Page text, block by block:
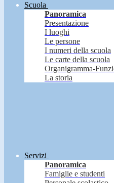
Scuola
Panoramica
Presentazione
I luoghi
Le persone
I numeri della scuola
Le carte della scuola
Organigramma-
La storia
Servizi
Panoramica
Famiglie e studenti